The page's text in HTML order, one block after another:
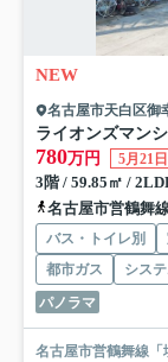
NEW
名古屋市天白区御
ライオンズマン
780万円 5月21
3階 / 59.85㎡ /
名古屋市営鶴舞
バス・トイレ別
都市ガス
シス
パノラマ
名古屋市営鶴舞線「